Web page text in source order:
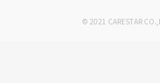
© 2021 CARESTAR